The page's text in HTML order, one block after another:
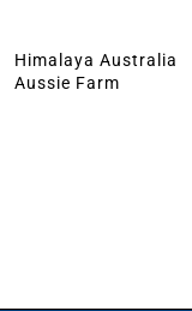
Himalaya Australia
Aussie Farm